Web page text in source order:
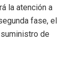
la atención a
fase, el
de